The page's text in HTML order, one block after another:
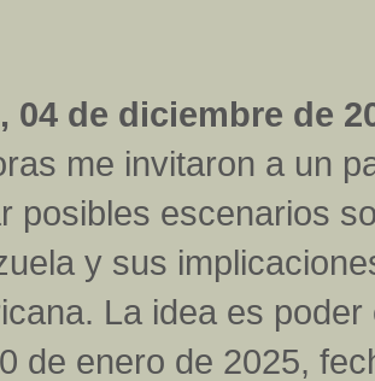
04 de diciembre de
me invitaron a un
posibles escenarios
y sus
La idea es
de enero de 2025,